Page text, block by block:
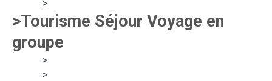
>
>Tourisme Séjour Voyage en
groupe
>
>